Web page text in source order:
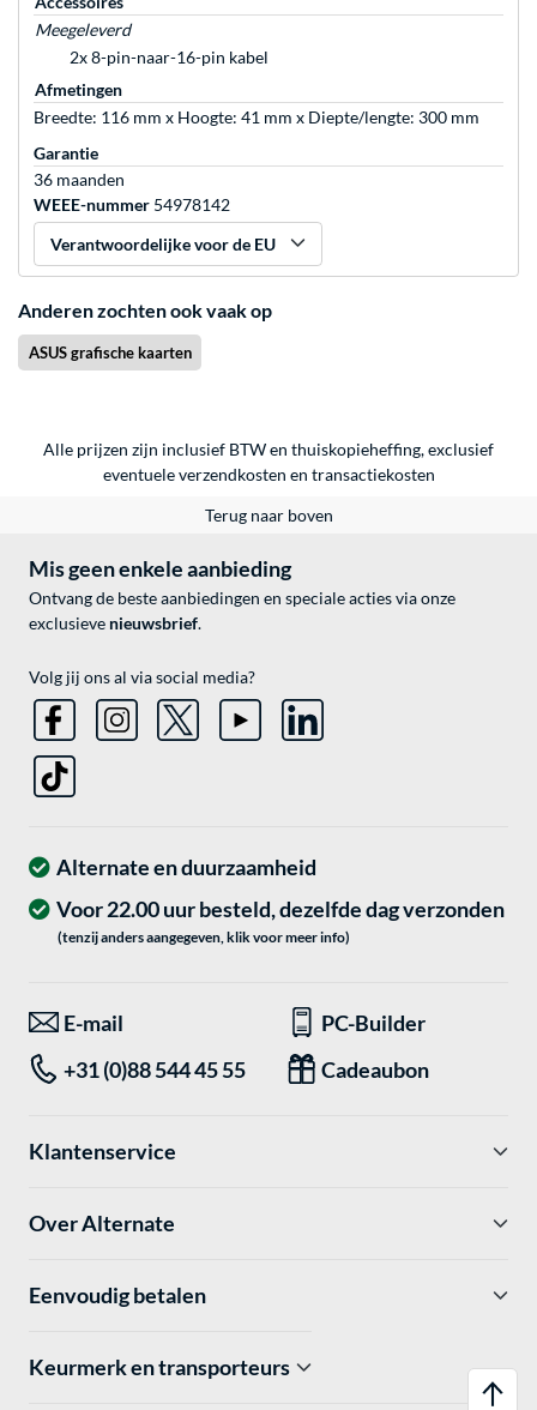
Meegeleverd
2x 8-pin-naar-16-pin kabel
Afmetingen
Breedte: 116 mm x Hoogte: 41 mm x Diepte/lengte: 300 mm
Garantie
36 maanden
WEEE-nummer 54978142
Verantwoordelijke voor de EU
Anderen zochten ook vaak op
ASUS grafische kaarten
Alle prijzen zijn inclusief BTW en thuiskopieheffing, exclusief
eventueleverzendkosten en transactiekosten
Terug naar boven
Mis geen enkele aanbieding
Ontvang de beste aanbiedingen en speciale acties via onze
exclusieve nieuwsbrief.
Volg jij ons al via social media?
Alternate en duurzaamheid
Voor 22.00 uur besteld, dezelfde dag verzonden
(tenzij anders aangegeven, klik voor meer info)
E-mail
PC-Builder
+31 (0)88 544 45 55
Cadeaubon
Klantenservice
Over Alternate
Eenvoudig betalen
Keurmerk en transporteurs